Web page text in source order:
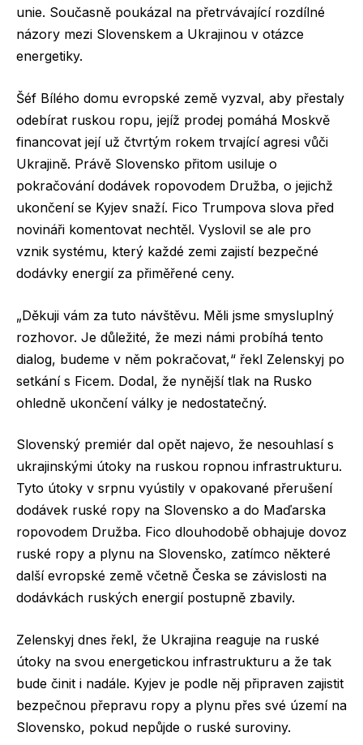
unie. Současně poukázal na přetrvávající rozdílné
názory mezi Slovenskem a Ukrajinou v otázce
energetiky.
Šéf Bílého domu evropské země vyzval, aby přestaly
odebírat ruskou ropu, jejíž prodej pomáhá Moskvě
financovat její už čtvrtým rokem trvající agresi vůči
Ukrajině. Právě Slovensko přitom usiluje o
pokračování dodávek ropovodem Družba, o jejichž
ukončení se Kyjev snaží. Fico Trumpova slova před
novináři komentovat nechtěl. Vyslovil se ale pro
vznik systému, který každé zemi zajistí bezpečné
dodávky energií za přiměřené ceny.
„Děkuji vám za tuto návštěvu. Měli jsme smysluplný
rozhovor. Je důležité, že mezi námi probíhá tento
dialog, budeme v něm pokračovat,“ řekl Zelenskyj po
setkání s Ficem. Dodal, že nynější tlak na Rusko
ohledně ukončení války je nedostatečný.
Slovenský premiér dal opět najevo, že nesouhlasí s
ukrajinskými útoky na ruskou ropnou infrastrukturu.
Tyto útoky v srpnu vyústily v opakované přerušení
dodávek ruské ropy na Slovensko a do Maďarska
ropovodem Družba. Fico dlouhodobě obhajuje dovoz
ruské ropy a plynu na Slovensko, zatímco některé
další evropské země včetně Česka se závislosti na
dodávkách ruských energií postupně zbavily.
Zelenskyj dnes řekl, že Ukrajina reaguje na ruské
útoky na svou energetickou infrastrukturu a že tak
bude činit i nadále. Kyjev je podle něj připraven zajistit
bezpečnou přepravu ropy a plynu přes své území na
Slovensko, pokud nepůjde o ruské suroviny.